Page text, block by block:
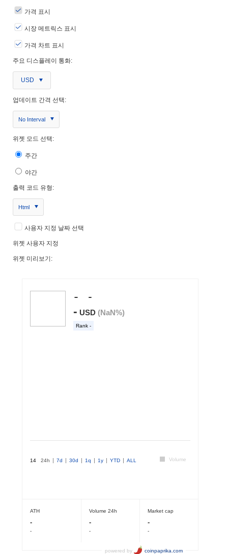
가격 표시
시장 메트릭스 표시
가격 차트 표시
주요 디스플레이 통화:
USD
업데이트 간격 선택:
No Interval
위젯 모드 선택:
주간
야간
출력 코드 유형:
Html
사용자 지정 날짜 선택
위젯 사용자 지정
위젯 미리보기: